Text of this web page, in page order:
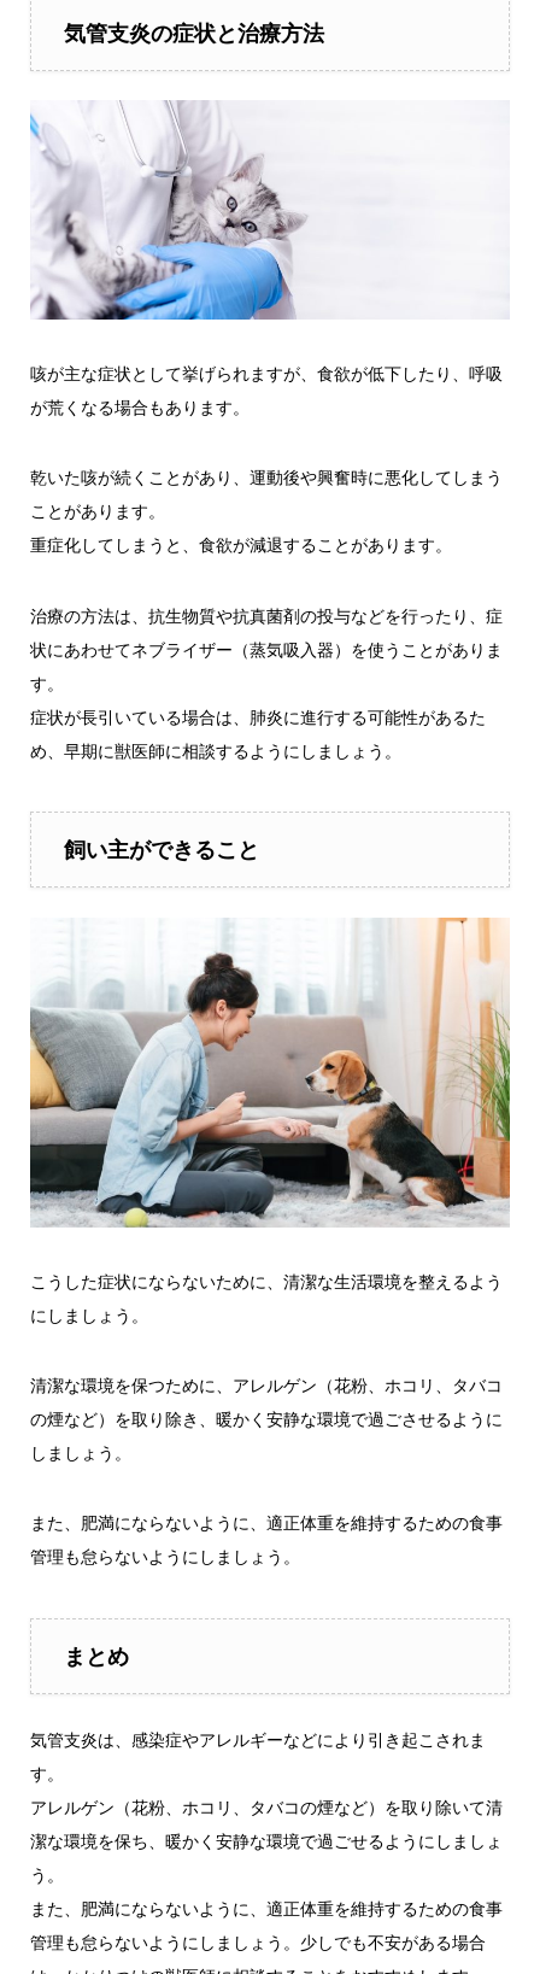
気管支炎の症状と治療方法
咳が主な症状として挙げられますが、食欲が低下したり、呼吸
が荒くなる場合もあります。
乾いた咳が続くことがあり、運動後や興奮時に悪化してしまう
ことがあります。
重症化してしまうと、食欲が減退することがあります。
治療の方法は、 抗生物質や抗真菌剤の投与などを行ったり、症
状にあわせてネブライザー（蒸気吸入器）を使うことがありま
す。
症状が長引いている場合は、肺炎に進行する可能性があるた
め、早期に獣医師に相談するようにしましょう。
飼い主ができること
こうした症状にならないために、清潔な生活環境を整えるよう
にしましょう。
清潔な環境を保つために、アレルゲン（花粉、ホコリ、タバコ
の煙など）を取り除き、暖かく安静な環境で過ごさせるように
しましょう。
また、肥満にならないように、適正体重を維持するための食事
管理も怠らないようにしましょう。
まとめ
気管支炎は、感染症やアレルギーなどにより引き起こされま
す。
アレルゲン（花粉、ホコリ、タバコの煙など）を取り除いて清
潔な環境を保ち、暖かく安静な環境で過ごせるようにしましょ
う。
また、肥満にならないように、適正体重を維持するための食事
管理も怠らないようにしましょう。少しでも不安がある場合